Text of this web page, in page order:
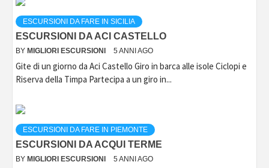
ESCURSIONI DA FARE IN SICILIA
ESCURSIONI DA ACI CASTELLO
BY MIGLIORI ESCURSIONI 5 ANNI AGO
Gite di un giorno da Aci Castello Giro in barca alle isole Ciclopi e
Riserva della Timpa Partecipa a un giro in...
ESCURSIONI DA FARE IN PIEMONTE
ESCURSIONI DA ACQUI TERME
BY MIGLIORI ESCURSIONI 5 ANNI AGO